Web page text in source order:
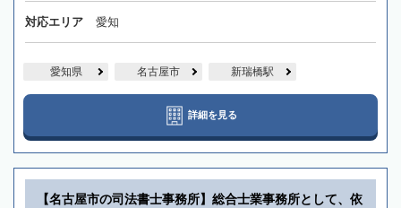
対応エリア 愛知
愛知県 名古屋市 新瑞橋駅
詳細を見る
【名古屋市の司法書士事務所】総合士業事務所として、依